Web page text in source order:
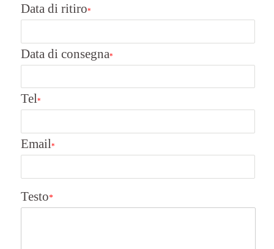
Data di ritiro*
Data di consegna*
Tel*
Email*
Testo*